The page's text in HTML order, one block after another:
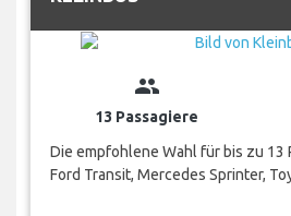
group
13 Passagiere
Die empfohlene Wahl für bis zu 13
Ford Transit, Mercedes Sprinter,